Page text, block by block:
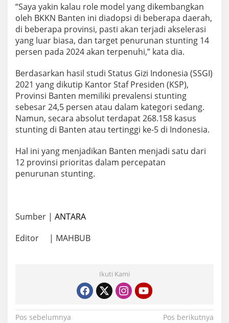
“Saya yakin kalau role model yang dikembangkan
oleh BKKN Banten ini diadopsi di beberapa daerah,
di beberapa provinsi, pasti akan terjadi akselerasi
yang luar biasa, dan target penurunan stunting 14
persen pada 2024 akan terpenuhi,” kata dia.
Berdasarkan hasil studi Status Gizi Indonesia (SSGI)
2021 yang dikutip Kantor Staf Presiden (KSP),
Provinsi Banten memiliki prevalensi stunting
sebesar 24,5 persen atau dalam kategori sedang.
Namun, secara absolut terdapat 268.158 kasus
stunting di Banten atau tertinggi ke-5 di Indonesia.
Hal ini yang menjadikan Banten menjadi satu dari
12 provinsi prioritas dalam percepatan
penurunan stunting.
Sumber | ANTARA
Editor | MAHBUB
Ikuti Kami
Navigasi
Pos sebelumnya
Pos berikutnya